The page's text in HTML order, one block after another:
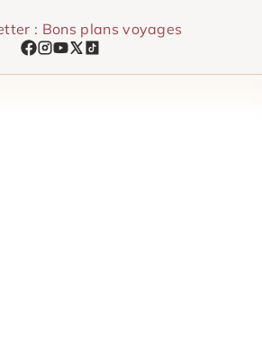
: Bons plans voyages